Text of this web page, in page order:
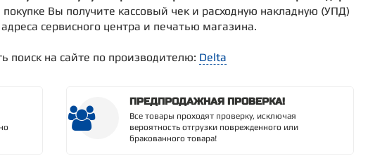
Вы получите кассовый чек и расходную накладную (УПД)
сервисного центра и печатью магазина.
поиск на сайте по производителю: Delta
ПРЕДПРОДАЖНАЯ ПРОВЕРКА!
Все товары проходят проверку, исключая
вероятность отгрузки поврежденного или
бракованного товара!